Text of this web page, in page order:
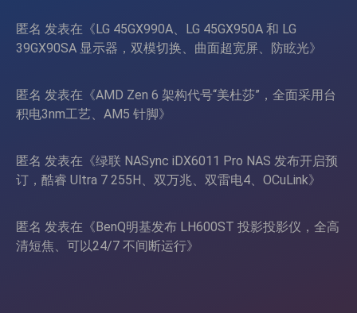
匿名 发表在《LG 45GX990A、LG 45GX950A 和 LG
39GX90SA 显示器，双模切换、曲面超宽屏、防眩光》
匿名 发表在《AMD Zen 6 架构代号“美杜莎”，全面采用台
积电3nm工艺、AM5 针脚》
匿名 发表在《绿联 NASync iDX6011 Pro NAS 发布开启预
订，酷睿 Ultra 7 255H、双万兆、双雷电4、OCuLink》
匿名 发表在《BenQ明基发布 LH600ST 投影投影仪，全高
清短焦、可以24/7 不间断运行》